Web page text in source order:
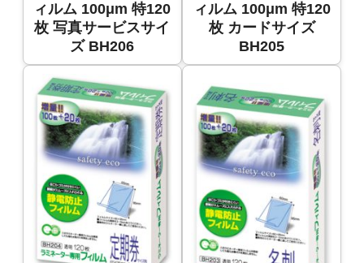
ィルム 100μm 特120
枚 写真サービスサイ
ズ BH206
ィルム 100μm 特120
枚 カードサイズ
BH205